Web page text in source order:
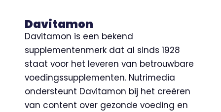
Davitamon
Davitamon is een bekend
supplementenmerk dat al sinds 1928
staat voor het leveren van betrouwbare
voedingssupplementen. Nutrimedia
ondersteunt Davitamon bij het creëren
van content over gezonde voeding en